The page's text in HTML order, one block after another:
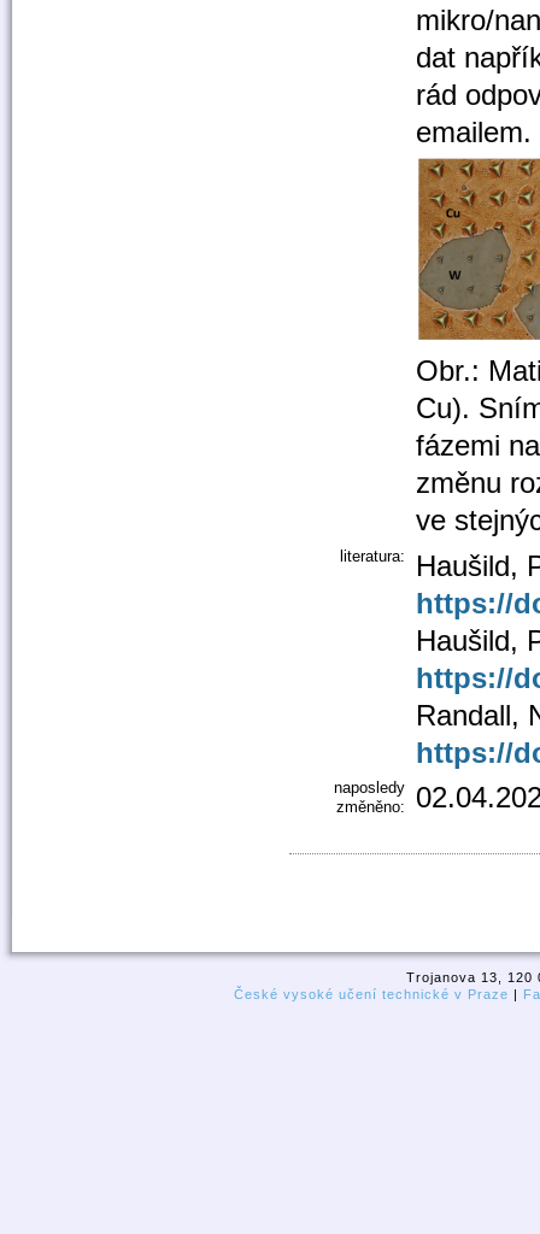
mikro/
dat
rád
emailem.
Obr.:
Cu).
fázemi
změnu
ve
literatura:
Haušild,
https://
Haušild,
https://
Randall,
https://
naposledy
změněno:
Trojanova 13, 120
České vysoké učení technické v Praze